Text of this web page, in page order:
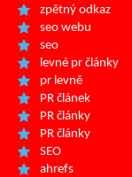
zpětný odkaz
seo webu
seo
levné pr články
pr levně
PR článek
PR články
PR články
SEO
ahrefs